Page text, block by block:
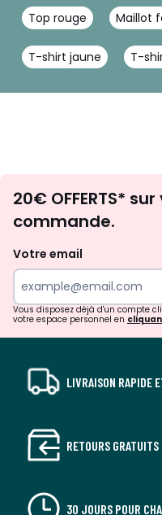
Top rouge Maillot
T-shirt jaune T-
20€ OFFERTS*
commande.
Votre email
Vous disposez déjà d'un compte
votre espace personnel en
LIVRAISON RAPIDE
RETOURS
30 JOURS POUR